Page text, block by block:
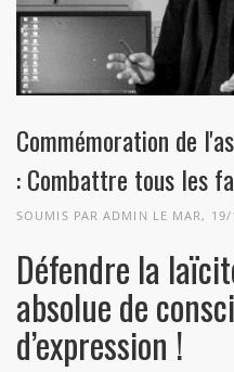
Commémoration de
: Combattre tous les
SOUMIS PARADMIN LE MAR,
Défendre la
absolue de
d’expression !